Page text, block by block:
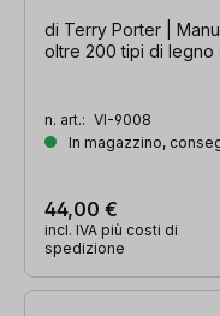
di Terry Porter |
oltre 200 tipi di legno
n. art.: VI-9008
In magazzino,
44,00 €
incl. IVA più costi di
spedizione